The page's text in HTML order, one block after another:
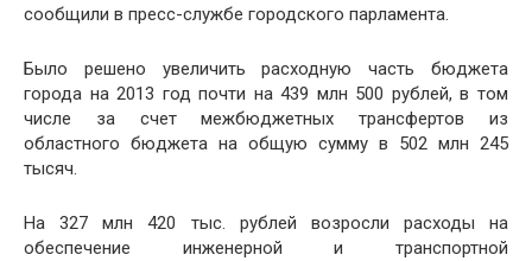
сообщили в пресс-службе городского парламента.
Было решено увеличить расходную часть бюджета
города на 2013 год почти на 439 млн 500 рублей, в том
числе за счет межбюджетных трансфертов из
областного бюджета на общую сумму в 502 млн 245
тысяч.
На 327 млн 420 тыс. рублей возросли расходы на
обеспечение инженерной и транспортной